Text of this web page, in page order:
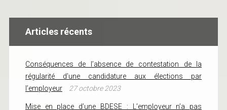
Articles récents
Conséquences de l’absence de contestation de la
régularité d’une candidature aux élections par
l’employeur
27 octobre 2023
Mise en place d’une BDESE : L’employeur n’a pas